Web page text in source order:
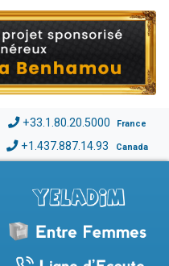
+33.1.80.20.5000 France
+1.437.887.14.93 Canada